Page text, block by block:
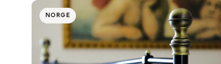
NORGE